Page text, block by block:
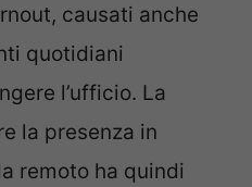
causati anche
quotidiani
l’ufficio. La
la presenza in
remoto ha quindi